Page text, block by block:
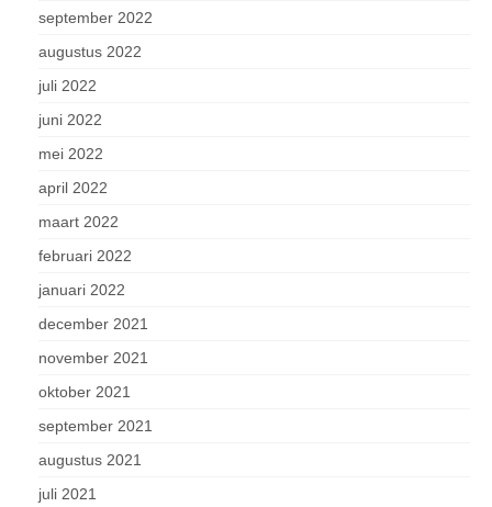
september 2022
augustus 2022
juli 2022
juni 2022
mei 2022
april 2022
maart 2022
februari 2022
januari 2022
december 2021
november 2021
oktober 2021
september 2021
augustus 2021
juli 2021